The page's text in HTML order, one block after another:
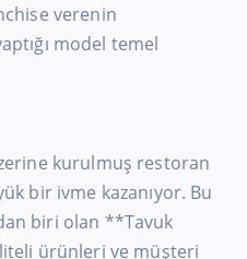
verenin
model temel
kurulmuş restoran
bir ivme kazanıyor. Bu
biri olan **Tavuk
ürünleri ve müşteri